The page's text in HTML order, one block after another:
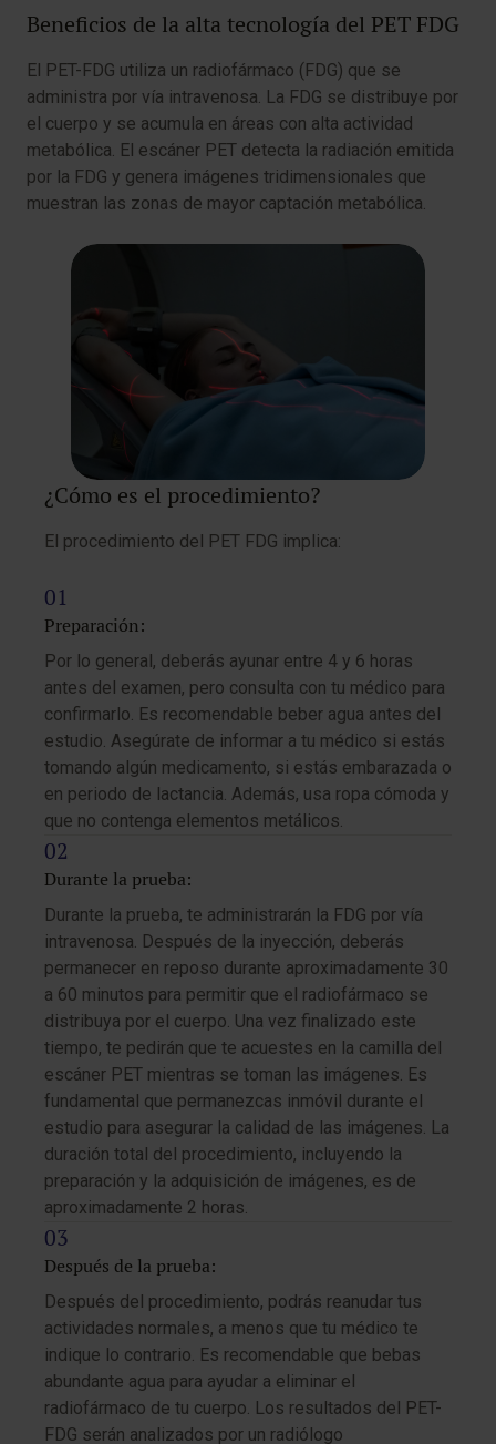
Beneficios de la alta tecnología del PET FDG
El PET-FDG utiliza un radiofármaco (FDG) que se
administra por vía intravenosa. La FDG se distribuye por
el cuerpo y se acumula en áreas con alta actividad
metabólica. El escáner PET detecta la radiación emitida
por la FDG y genera imágenes tridimensionales que
muestran las zonas de mayor captación metabólica.
¿Cómo es el procedimiento?
El procedimiento del PET FDG implica:
Preparación:
Por lo general, deberás ayunar entre 4 y 6 horas
antes del examen, pero consulta con tu médico para
confirmarlo. Es recomendable beber agua antes del
estudio. Asegúrate de informar a tu médico si estás
tomando algún medicamento, si estás embarazada o
en periodo de lactancia. Además, usa ropa cómoda y
que no contenga elementos metálicos.
Durante la prueba:
Durante la prueba, te administrarán la FDG por vía
intravenosa. Después de la inyección, deberás
permanecer en reposo durante aproximadamente 30
a 60 minutos para permitir que el radiofármaco se
distribuya por el cuerpo. Una vez finalizado este
tiempo, te pedirán que te acuestes en la camilla del
escáner PET mientras se toman las imágenes. Es
fundamental que permanezcas inmóvil durante el
estudio para asegurar la calidad de las imágenes. La
duración total del procedimiento, incluyendo la
preparación y la adquisición de imágenes, es de
aproximadamente 2 horas.
Después de la prueba:
Después del procedimiento, podrás reanudar tus
actividades normales, a menos que tu médico te
indique lo contrario. Es recomendable que bebas
abundante agua para ayudar a eliminar el
radiofármaco de tu cuerpo. Los resultados del PET-
FDG serán analizados por un radiólogo